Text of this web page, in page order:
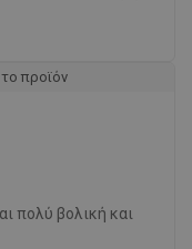
προϊόν
πολύ βολική και